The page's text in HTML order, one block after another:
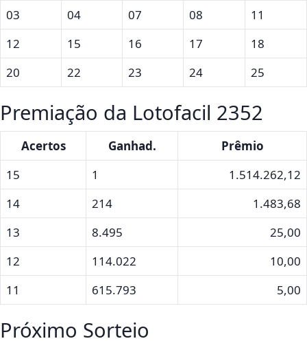
03 04 07 08
11
12
15 16 17
18
20
22 23 24 25
Premiação da Lotofacil 2352
Acertos Ganhad.
Prêmio
15
1
1.514.262,12
14
214
1.483,68
13
8.495
25,00
12
114.022
10,00
11
615.793 5,00
Próximo Sorteio